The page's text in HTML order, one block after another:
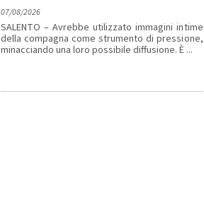
07/08/2026
SALENTO – Avrebbe utilizzato immagini intime
della compagna come strumento di pressione,
minacciando una loro possibile diffusione. È ...